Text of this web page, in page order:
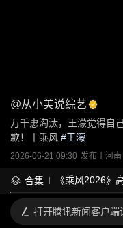
@从小美说综艺
万千惠淘汰，王濛觉得自
歉！丨乘风 #王濛
2026-06-21 09:30 发布于河南
合集 《乘风2026》
打开腾讯新闻客户端